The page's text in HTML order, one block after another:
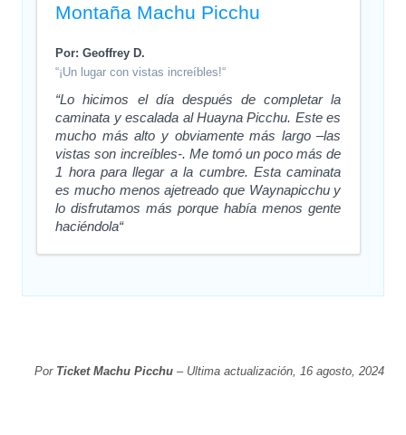
Montaña Machu Picchu
Por: Geoffrey D.
“¡Un lugar con vistas increíbles!“
“Lo hicimos el día después de completar la
caminata y escalada al Huayna Picchu. Este es
mucho más alto y obviamente más largo –las
vistas son increíbles-. Me tomó un poco más de
1 hora para llegar a la cumbre. Esta caminata
es mucho menos ajetreado que Waynapicchu y
lo disfrutamos más porque había menos gente
haciéndola“
Por Ticket Machu Picchu– Ultima actualización, 16 agosto, 2024